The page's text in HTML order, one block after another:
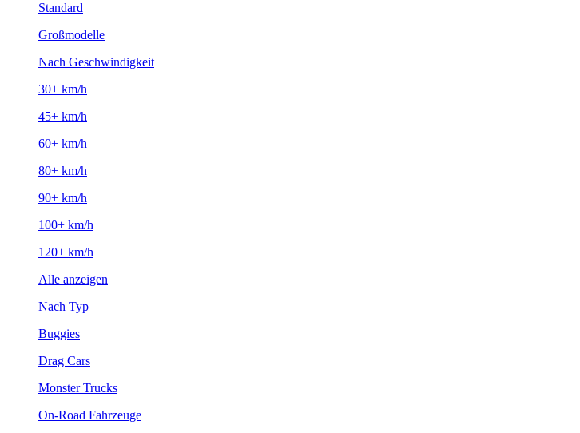
Standard
Großmodelle
Nach Geschwindigkeit
30+ km/h
45+ km/h
60+ km/h
80+ km/h
90+ km/h
100+ km/h
120+ km/h
Alle anzeigen
Nach Typ
Buggies
Drag Cars
Monster Trucks
On-Road Fahrzeuge